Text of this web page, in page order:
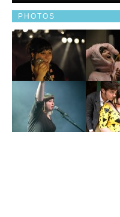
PHOTOS